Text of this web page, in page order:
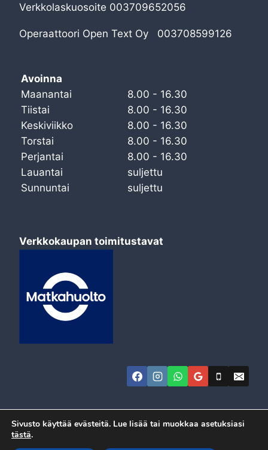
Verkkolaskuosoite 003709652056
Operaattoori Open Text Oy 003708599126
Avoinna
Maanantai
8.00 - 16.30
Tiistai
8.00 - 16.30
Keskiviikko
8.00 - 16.30
Torstai
8.00 - 16.30
Perjantai
8.00 - 16.30
Lauantai
suljettu
Sunnuntai
suljettu
Verkkokaupan toimitustavat
Sivusto käyttää evästeitä. Lue lisää tai muokkaa asetuksiasi
tästä.